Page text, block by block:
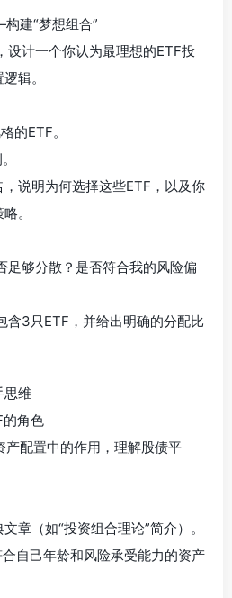
建“梦想组合”
设计一个你认为最理想的ETF投
辑。
的ETF。
说明为何选择这些ETF，以及你
。
足够分散？是否符合我的风险偏
含3只ETF，并给出明确的分配比
思维
的角色
产配置中的作用，理解股债平
章（如“投资组合理论”简介）。
自己年龄和风险承受能力的资产